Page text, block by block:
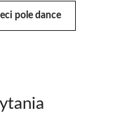
pole dance